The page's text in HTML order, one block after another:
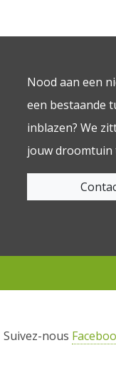
Nood aan een
een bestaande
inblazen? We
jouw droomtuin
Suivez-nous